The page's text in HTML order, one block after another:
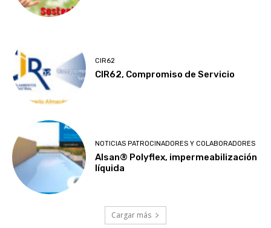
CIR62
CIR62, Compromiso de Servicio
NOTICIAS PATROCINADORES Y COLABORADORES
Alsan® Polyflex, impermeabilización
líquida
Cargar más